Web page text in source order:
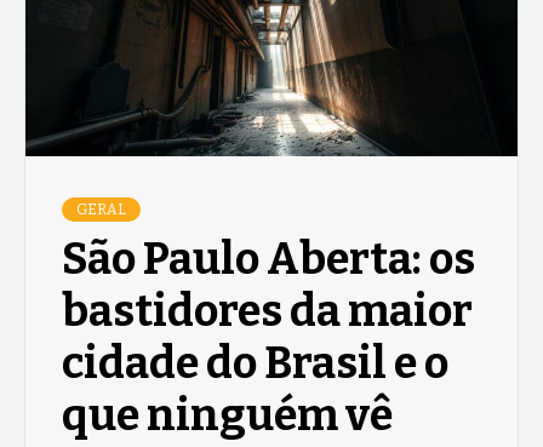
GERAL
São Paulo Aberta: os
bastidores da maior
cidade do Brasil e o
que ninguém vê